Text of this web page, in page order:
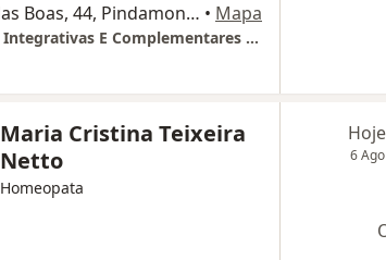
Rua Dr Fausto Vilas Boas, 44, Pindamonhangaba • Mapa
Centro de Praticas Integrativas E Complementares Pinda
Maria Cristina Teixeira
Netto
Homeopata
Hoje
6 Ago